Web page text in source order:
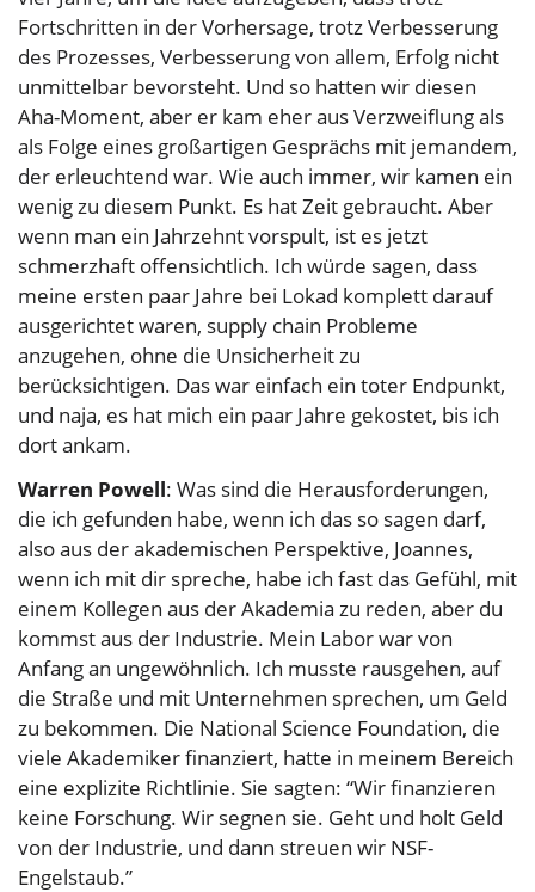
Fortschritten in der Vorhersage, trotz Verbesserung
des Prozesses, Verbesserung von allem, Erfolg nicht
unmittelbar bevorsteht. Und so hatten wir diesen
Aha-Moment, aber er kam eher aus Verzweiflung als
als Folge eines großartigen Gesprächs mit jemandem,
der erleuchtend war. Wie auch immer, wir kamen ein
wenig zu diesem Punkt. Es hat Zeit gebraucht. Aber
wenn man ein Jahrzehnt vorspult, ist es jetzt
schmerzhaft offensichtlich. Ich würde sagen, dass
meine ersten paar Jahre bei Lokad komplett darauf
ausgerichtet waren, supply chain Probleme
anzugehen, ohne die Unsicherheit zu
berücksichtigen. Das war einfach ein toter Endpunkt,
und naja, es hat mich ein paar Jahre gekostet, bis ich
dort ankam.
Warren Powell: Was sind die Herausforderungen,
die ich gefunden habe, wenn ich das so sagen darf,
also aus der akademischen Perspektive, Joannes,
wenn ich mit dir spreche, habe ich fast das Gefühl, mit
einem Kollegen aus der Akademia zu reden, aber du
kommst aus der Industrie. Mein Labor war von
Anfang an ungewöhnlich. Ich musste rausgehen, auf
die Straße und mit Unternehmen sprechen, um Geld
zu bekommen. Die National Science Foundation, die
viele Akademiker finanziert, hatte in meinem Bereich
eine explizite Richtlinie. Sie sagten: “Wir finanzieren
keine Forschung. Wir segnen sie. Geht und holt Geld
von der Industrie, und dann streuen wir NSF-
Engelstaub.”